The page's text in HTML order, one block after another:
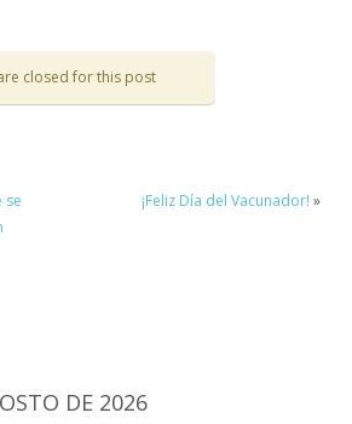
closed for this post
se
¡Feliz Día del Vacunador! »
DE 2026